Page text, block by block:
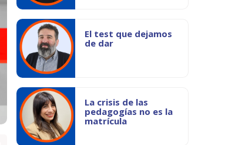
El test que dejamos
de dar
La crisis de las
pedagogías no es la
matrícula